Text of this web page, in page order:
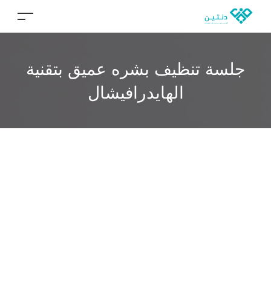
جلسة تنظيف بشره عميق بتقنية
الهايدرافيشال